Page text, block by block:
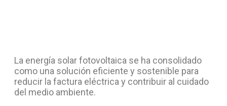
La energía solar fotovoltaica se ha consolidado
como una solución eficiente y sostenible para
reducir la factura eléctrica y contribuir al cuidado
del medio ambiente.